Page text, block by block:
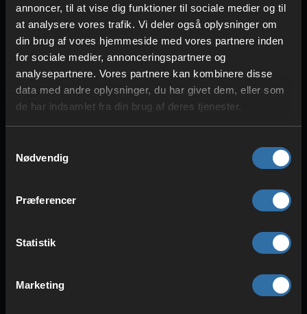
annoncer, til at vise dig funktioner til sociale medier og til
at analysere vores trafik. Vi deler også oplysninger om
din brug af vores hjemmeside med vores partnere inden
for sociale medier, annonceringspartnere og
analysepartnere. Vores partnere kan kombinere disse
data med andre oplysninger, du har givet dem, eller som
de har indsamlet fra din brug af deres tjenester.
Nødvendig
Præferencer
Statistik
Marketing
HARDWARE I HØJ KVALITET
Intel & AMD CPU'er
ECC-RAM
SSD-lagring